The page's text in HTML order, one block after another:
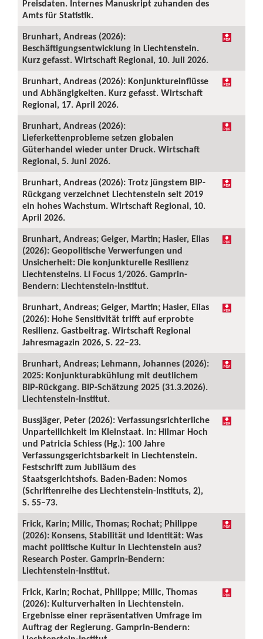
Preisdaten. Internes Manuskript zuhanden des
Amts für Statistik.
Brunhart, Andreas (2026):
Beschäftigungsentwicklung in Liechtenstein.
Kurz gefasst. Wirtschaft Regional, 10. Juli 2026.
Brunhart, Andreas (2026): Konjunktureinflüsse
und Abhängigkeiten. Kurz gefasst. Wirtschaft
Regional, 17. April 2026.
Brunhart, Andreas (2026):
Lieferkettenprobleme setzen globalen
Güterhandel wieder unter Druck. Wirtschaft
Regional, 5. Juni 2026.
Brunhart, Andreas (2026): Trotz jüngstem BIP-
Rückgang verzeichnet Liechtenstein seit 2019
ein hohes Wachstum. Wirtschaft Regional, 10.
April 2026.
Brunhart, Andreas; Geiger, Martin; Hasler, Elias
(2026): Geopolitische Verwerfungen und
Unsicherheit: Die konjunkturelle Resilienz
Liechtensteins. LI Focus 1/2026. Gamprin-
Bendern: Liechtenstein-Institut.
Brunhart, Andreas; Geiger, Martin; Hasler, Elias
(2026): Hohe Sensitivität trifft auf erprobte
Resilienz. Gastbeitrag. Wirtschaft Regional
Jahresmagazin 2026, S. 22–23.
Brunhart, Andreas; Lehmann, Johannes (2026):
2025: Konjunkturabkühlung mit deutlichem
BIP-Rückgang. BIP-Schätzung 2025 (31.3.2026).
Liechtenstein-Institut.
Bussjäger, Peter (2026): Verfassungsrichterliche
Unparteilichkeit im Kleinstaat. In: Hilmar Hoch
und Patricia Schiess (Hg.): 100 Jahre
Verfassungsgerichtsbarkeit in Liechtenstein.
Festschrift zum Jubiläum des
Staatsgerichtshofs. Baden-Baden: Nomos
(Schriftenreihe des Liechtenstein-Instituts, 2),
S. 55–73.
Frick, Karin; Milic, Thomas; Rochat; Philippe
(2026): Konsens, Stabilität und Identität: Was
macht politische Kultur in Liechtenstein aus?
Research Poster. Gamprin-Bendern:
Liechtenstein-Institut.
Frick, Karin; Rochat, Philippe; Milic, Thomas
(2026): Kulturverhalten in Liechtenstein.
Ergebnisse einer repräsentativen Umfrage im
Auftrag der Regierung. Gamprin-Bendern: